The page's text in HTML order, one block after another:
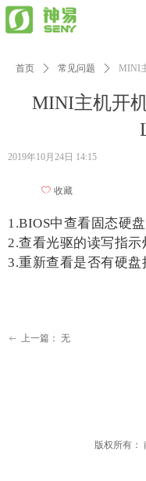
MINI主机开
首页 ꄲ 常见问题 ꄲ MINI
1.BIOS中查看固态硬
2.查看光驱的读写指示
3.重新查看是否有硬盘
2019年10月24日 14:15
ꄀ 收藏
ꂃ 上一篇： 无
版权所有：